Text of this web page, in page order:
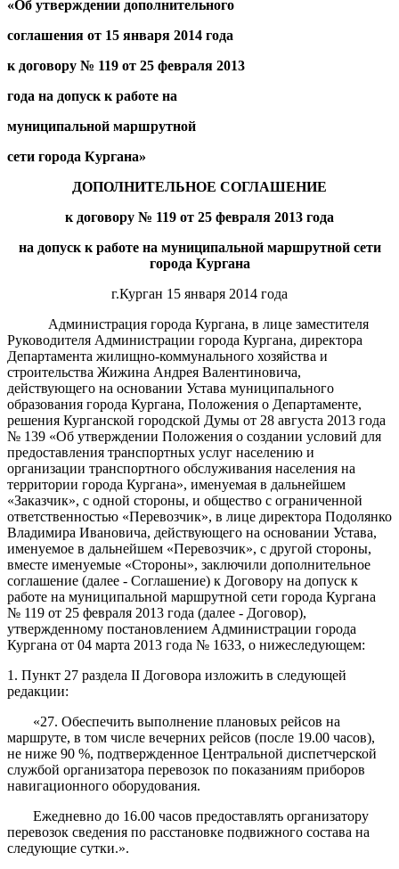
«Об утверждении дополнительного
соглашения от 15 января 2014 года
к договору № 119 от 25 февраля 2013
года на допуск к работе на
муниципальной маршрутной
сети города Кургана»
ДОПОЛНИТЕЛЬНОЕ СОГЛАШЕНИЕ
к договору № 119 от 25 февраля 2013 года
на допуск к работе на муниципальной маршрутной сети
города Кургана
г.Курган 15 января 2014 года
Администрация города Кургана, в лице заместителя
Руководителя Администрации города Кургана, директора
Департамента жилищно-коммунального хозяйства и
строительства Жижина Андрея Валентиновича,
действующего на основании Устава муниципального
образования города Кургана, Положения о Департаменте,
решения Курганской городской Думы от 28 августа 2013 года
№ 139 «Об утверждении Положения о создании условий для
предоставления транспортных услуг населению и
организации транспортного обслуживания населения на
территории города Кургана», именуемая в дальнейшем
«Заказчик», с одной стороны, и общество с ограниченной
ответственностью «Перевозчик», в лице директора Подолянко
Владимира Ивановича, действующего на основании Устава,
именуемое в дальнейшем «Перевозчик», с другой стороны,
вместе именуемые «Стороны», заключили дополнительное
соглашение (далее - Соглашение) к Договору на допуск к
работе на муниципальной маршрутной сети города Кургана
№ 119 от 25 февраля 2013 года (далее - Договор),
утвержденному постановлением Администрации города
Кургана от 04 марта 2013 года № 1633, о нижеследующем:
1. Пункт 27 раздела II Договора изложить в следующей
редакции:
«27. Обеспечить выполнение плановых рейсов на
маршруте, в том числе вечерних рейсов (после 19.00 часов),
не ниже 90 %, подтвержденное Центральной диспетчерской
службой организатора перевозок по показаниям приборов
навигационного оборудования.
Ежедневно до 16.00 часов предоставлять организатору
перевозок сведения по расстановке подвижного состава на
следующие сутки.».